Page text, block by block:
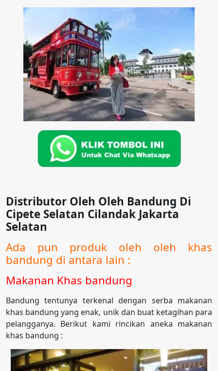
Distributor Oleh Oleh Bandung Di
Cipete Selatan Cilandak Jakarta
Selatan
Ada pun produk oleh oleh khas
bandung di antara lain :
Makanan Khas bandung
Bandung tentunya terkenal dengan serba makanan
khas bandung yang enak, unik dan buat ketagihan para
pelangganya. Berikut kami rincikan aneka makanan
khas bandung :